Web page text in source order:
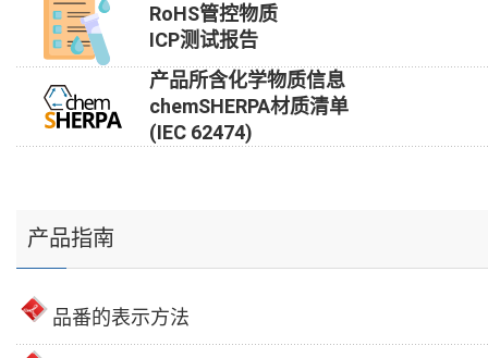
RoHS管控物质
ICP测试报告
产品所含化学物质信息
chemSHERPA材质清单
(IEC 62474)
产品指南
品番的表示方法